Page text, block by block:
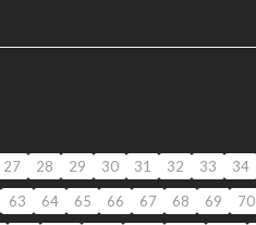
27 28 29 30 31 32 33 34
63 64 65 66 67 68 69 70